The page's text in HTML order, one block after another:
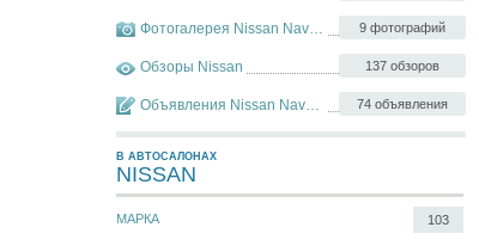
9 фотографий
Фотогалерея Nissan Navara
137 обзоров
Обзоры Nissan
74 объявления
Объявления Nissan Navara
В АВТОСАЛОНАХ
NISSAN
МАРКА 103